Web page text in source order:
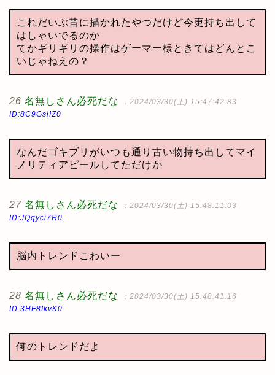
これだいぶ昔に描かれたやつだけど今更持ち出して
はしゃいでるのか
てかギリギリの操作はゲーマー様ときてはどんとこ
いじゃねえの？
26 名無しさん必死だな
：2024/03/30(土) 15:47:42.83
ID:8C9GsiIZ0
なんだゴキブリがいつも通り古い物持ち出してマイ
ノリティアピールしてただけか
27 名無しさん必死だな
：2024/03/30(土) 15:48:11.03
ID:JQqyci7R0
脳内トレンドこわいー
28 名無しさん必死だな
：2024/03/30(土) 15:48:41.16
ID:3HF8IkvK0
何のトレンドだよ